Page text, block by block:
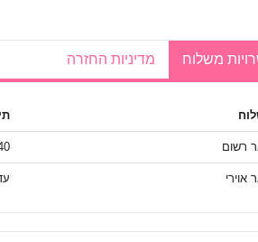
משלוח מדיניות החזרה
רשום 7-
אוירי עד